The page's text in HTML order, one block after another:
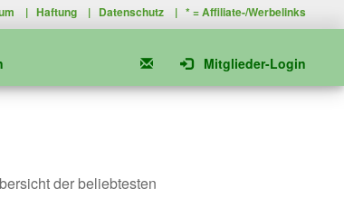
|Haftung | Datenschutz | * =Affiliate-/Werbelinks
Mitglieder-Login
der beliebtesten